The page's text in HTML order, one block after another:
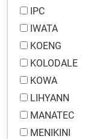
IPC
IWATA
KOENG
KOLODALE
KOWA
LIHYANN
MANATEC
MENIKINI